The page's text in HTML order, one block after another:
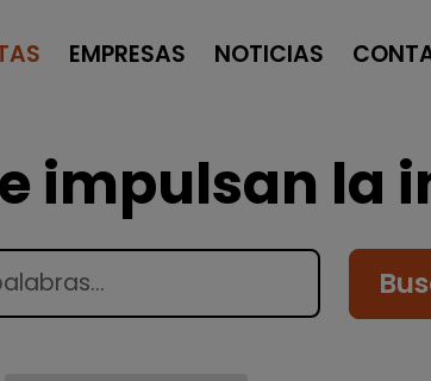
EMPRESAS NOTICIAS
impulsan la